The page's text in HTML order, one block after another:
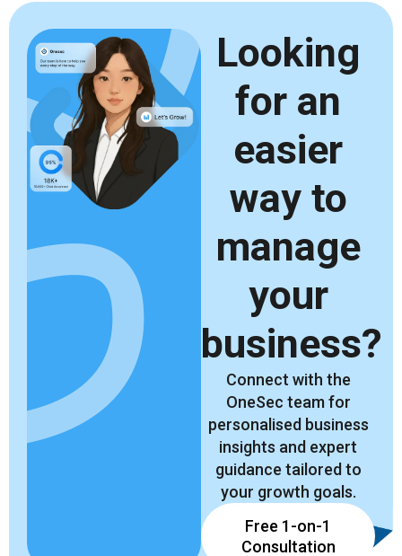
Looking
for an
easier
way to
manage
your
business?
Connect with the
OneSec team for
personalised business
insights and expert
guidance tailored to
your growth goals.
Free 1-on-1
Consultation